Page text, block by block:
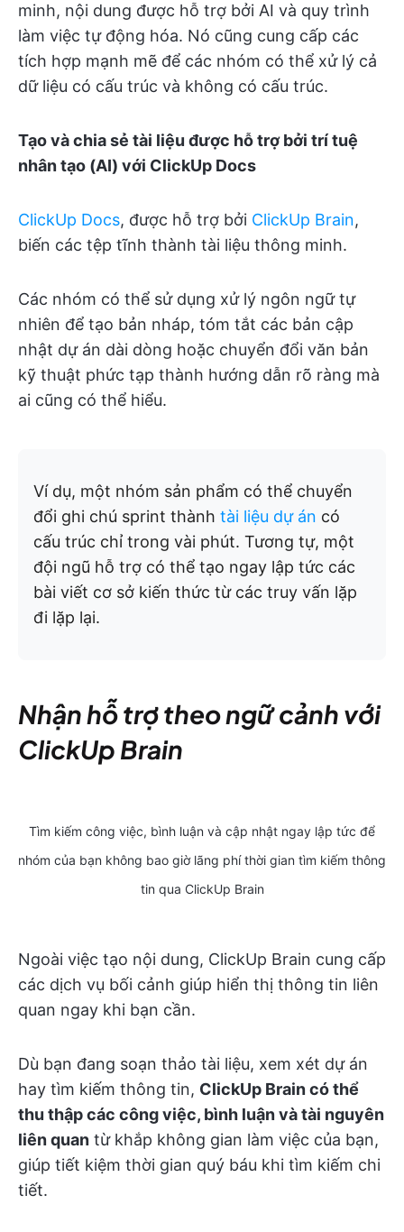
minh, nội dung được hỗ trợ bởi AI và quy trình
làm việc tự động hóa. Nó cũng cung cấp các
tích hợp mạnh mẽ để các nhóm có thể xử lý cả
dữ liệu có cấu trúc và không có cấu trúc.
Tạo và chia sẻ tài liệu được hỗ trợ bởi trí tuệ
nhân tạo (AI) với ClickUp Docs
ClickUp Docs, được hỗ trợ bởi ClickUp Brain,
biến các tệp tĩnh thành tài liệu thông minh.
Các nhóm có thể sử dụng xử lý ngôn ngữ tự
nhiên để tạo bản nháp, tóm tắt các bản cập
nhật dự án dài dòng hoặc chuyển đổi văn bản
kỹ thuật phức tạp thành hướng dẫn rõ ràng mà
ai cũng có thể hiểu.
Ví dụ, một nhóm sản phẩm có thể chuyển
đổi ghi chú sprint thành tài liệu dự án có
cấu trúc chỉ trong vài phút. Tương tự, một
đội ngũ hỗ trợ có thể tạo ngay lập tức các
bài viết cơ sở kiến thức từ các truy vấn lặp
đi lặp lại.
Nhận hỗ trợ theo ngữ cảnh với
ClickUp Brain
Tìm kiếm công việc, bình luận và cập nhật ngay lập tức để
nhóm của bạn không bao giờ lãng phí thời gian tìm kiếm thông
tin qua ClickUp Brain
Ngoài việc tạo nội dung, ClickUp Brain cung cấp
các dịch vụ bối cảnh giúp hiển thị thông tin liên
quan ngay khi bạn cần.
Dù bạn đang soạn thảo tài liệu, xem xét dự án
hay tìm kiếm thông tin, ClickUp Brain có thể
thu thập các công việc, bình luận và tài nguyên
liên quan từ khắp không gian làm việc của bạn,
giúp tiết kiệm thời gian quý báu khi tìm kiếm chi
tiết.